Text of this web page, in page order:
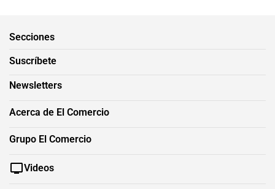
Secciones
Suscríbete
Newsletters
Acerca de El Comercio
Grupo El Comercio
Videos